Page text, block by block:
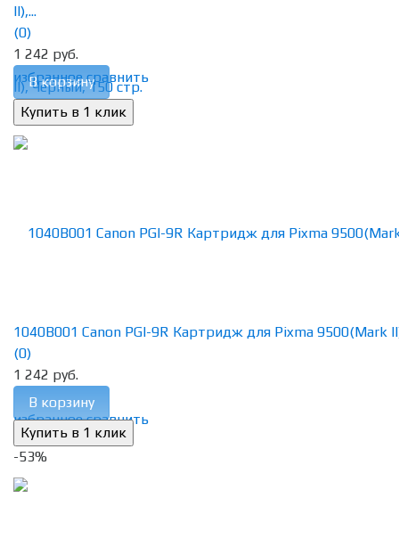
избранное сравнить
II),...
(0)
1 242 руб.
В корзину
избранное сравнить
1040B001 Canon PGI-9R Картридж для Pixma 9500(Mark
(0)
1 242 руб.
В корзину
-53%